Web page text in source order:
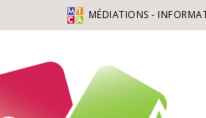
MÉDIATIONS -